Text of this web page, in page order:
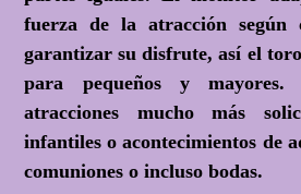
fuerza de la atracción según
garantizar su disfrute, así el
para pequeños y
atracciones mucho más
infantiles o acontecimientos de
comuniones o incluso bodas.